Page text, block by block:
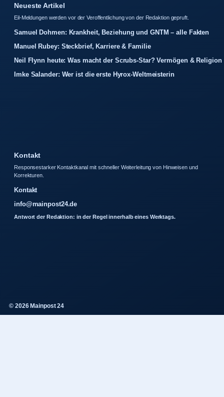
Neueste Artikel
Eil-Meldungen werden vor der Veroffentlichung von der Redaktion gepruft.
Samuel Dohmen: Krankheit, Beziehung und GNTM – alle Fakten
Manuel Rubey: Steckbrief, Karriere & Familie
Neil Flynn heute: Was macht der Scrubs-Star? Vermögen & Religion
Imke Salander: Wer ist die erste Hyrox-Weltmeisterin
Kontakt
Responsestarker Kontaktkanal mit schneller Weiterleitung von Hinweisen und
Korrekturen.
Kontakt
info@mainpost24.de
Antwort der Redaktion: in der Regel innerhalb eines Werktags.
© 2026 Mainpost 24